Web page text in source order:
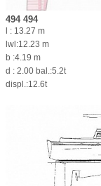
494 494
l : 13.27 m
lwl:12.23 m
b :4.19 m
d : 2.00 bal.:5.2t
displ.:12.6t